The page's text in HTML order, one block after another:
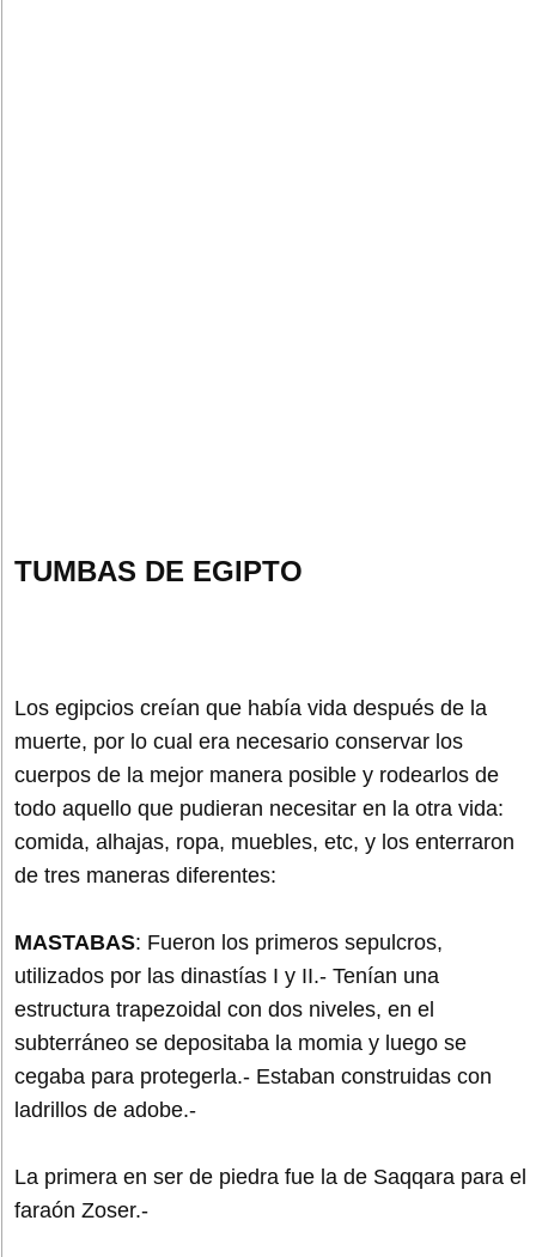
TUMBAS DE EGIPTO
Los egipcios creían que había vida después de la
muerte, por lo cual era necesario conservar los
cuerpos de la mejor manera posible y rodearlos de
todo aquello que pudieran necesitar en la otra vida:
comida, alhajas, ropa, muebles, etc, y los enterraron
de tres maneras diferentes:
MASTABAS: Fueron los primeros sepulcros,
utilizados por las dinastías I y II.- Tenían una
estructura trapezoidal con dos niveles, en el
subterráneo se depositaba la momia y luego se
cegaba para protegerla.- Estaban construidas con
ladrillos de adobe.-
La primera en ser de piedra fue la de Saqqara para el
faraón Zoser.-